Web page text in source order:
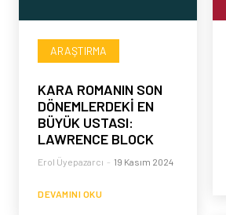
ARAŞTIRMA
KARA ROMANIN SON
DÖNEMLERDEKİ EN
BÜYÜK USTASI:
LAWRENCE BLOCK
Erol Üyepazarcı - 19 Kasım 2024
DEVAMINI OKU